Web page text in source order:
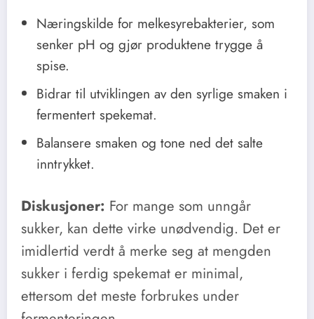
Næringskilde for melkesyrebakterier, som
senker pH og gjør produktene trygge å
spise.
Bidrar til utviklingen av den syrlige smaken i
fermentert spekemat.
Balansere smaken og tone ned det salte
inntrykket.
Diskusjoner: For mange som unngår
sukker, kan dette virke unødvendig. Det er
imidlertid verdt å merke seg at mengden
sukker i ferdig spekemat er minimal,
ettersom det meste forbrukes under